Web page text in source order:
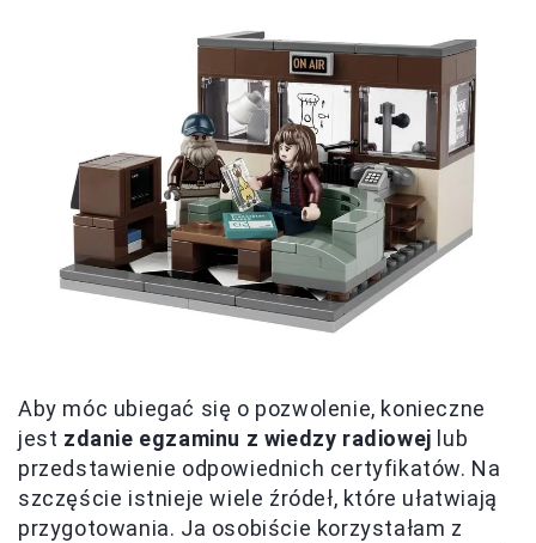
Aby móc ubiegać się o pozwolenie, konieczne
jest zdanie egzaminu z wiedzy radiowej lub
przedstawienie odpowiednich certyfikatów. Na
szczęście istnieje wiele źródeł, które ułatwiają
przygotowania. Ja osobiście korzystałam z